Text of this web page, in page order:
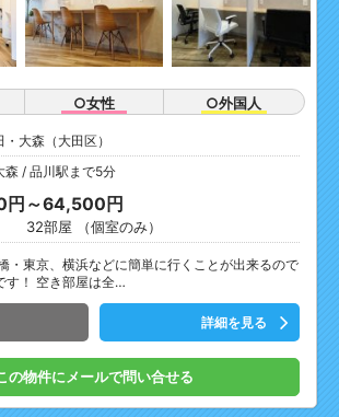
○女性 ○外国人
大森（大田区）
森
品川駅まで5分
～64,500円
32部屋 （個室のみ）
・東京、横浜などに簡単に行くことが出来るので
す！ 空き部屋は全…
詳細を見る
の物件にメールで問い合せる